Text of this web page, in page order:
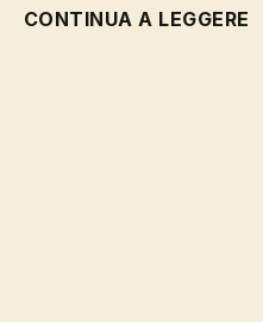
CONTINUA A LEGGERE